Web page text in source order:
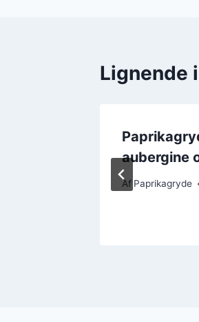
Lignende
aubergine
Af Paprikagryde